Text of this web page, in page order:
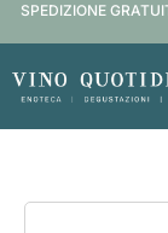
SPEDIZIONE